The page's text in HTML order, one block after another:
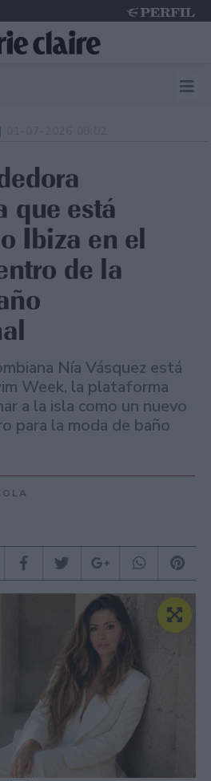
que está
Ibiza en el
de la
Nía Vásquez está
Week, la plataforma
a la isla como un nuevo
para la moda de baño